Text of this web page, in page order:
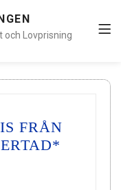
och Lovprisning
FRÅN